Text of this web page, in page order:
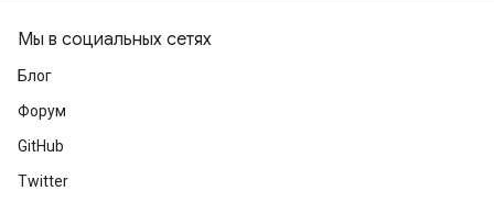
Мы в социальных сетях
Блог
Форум
GitHub
Twitter